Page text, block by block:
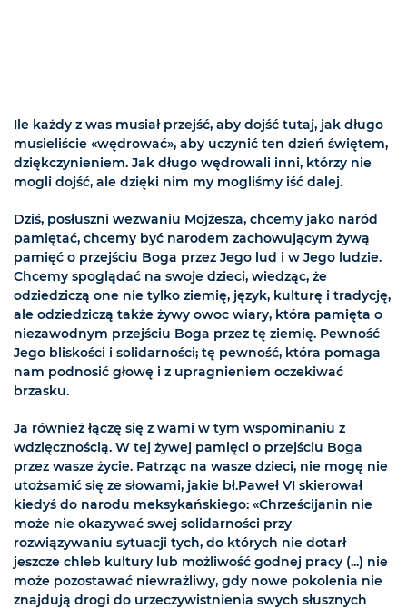
Ile każdy z was musiał przejść, aby dojść tutaj, jak długo
musieliście «wędrować», aby uczynić ten dzień świętem,
dziękczynieniem. Jak długo wędrowali inni, którzy nie
mogli dojść, ale dzięki nim my mogliśmy iść dalej.
Dziś, posłuszni wezwaniu Mojżesza, chcemy jako naród
pamiętać, chcemy być narodem zachowującym żywą
pamięć o przejściu Boga przez Jego lud i w Jego ludzie.
Chcemy spoglądać na swoje dzieci, wiedząc, że
odziedziczą one nie tylko ziemię, język, kulturę i tradycję,
ale odziedziczą także żywy owoc wiary, która pamięta o
niezawodnym przejściu Boga przez tę ziemię. Pewność
Jego bliskości i solidarności; tę pewność, która pomaga
nam podnosić głowę i z upragnieniem oczekiwać
brzasku.
Ja również łączę się z wami w tym wspominaniu z
wdzięcznością. W tej żywej pamięci o przejściu Boga
przez wasze życie. Patrząc na wasze dzieci, nie mogę nie
utożsamić się ze słowami, jakie bł.Paweł VI skierował
kiedyś do narodu meksykańskiego: «Chrześcijanin nie
może nie okazywać swej solidarności przy
rozwiązywaniu sytuacji tych, do których nie dotarł
jeszcze chleb kultury lub możliwość godnej pracy (...) nie
może pozostawać niewrażliwy, gdy nowe pokolenia nie
znajdują drogi do urzeczywistnienia swych słusznych